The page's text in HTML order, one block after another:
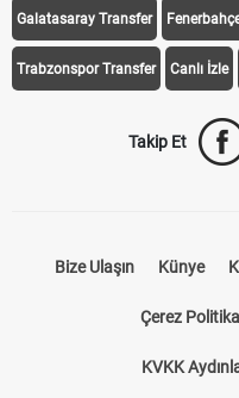
Galatasaray Transfer
Trabzonspor Transfer Canlı İzle
Takip Et
Bize Ulaşın Künye
Çerez
KVKK